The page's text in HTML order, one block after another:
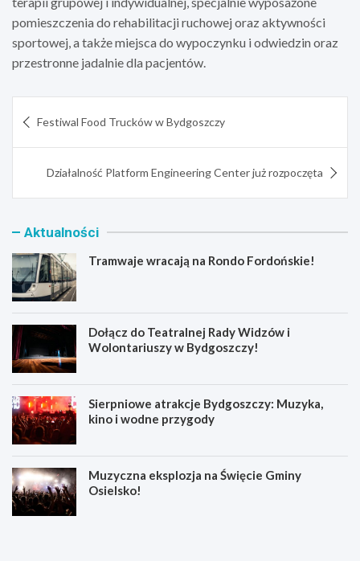
pomieszczenia do rehabilitacji ruchowej oraz aktywności
sportowej, a także miejsca do wypoczynku i odwiedzin oraz
przestronne jadalnie dla pacjentów.
wpisu
Festiwal Food Trucków w Bydgoszczy
Działalność Platform Engineering Center już rozpoczęta
Aktualności
Tramwaje wracają na Rondo Fordońskie!
Dołącz do Teatralnej Rady Widzów i
Wolontariuszy w Bydgoszczy!
Sierpniowe atrakcje Bydgoszczy: Muzyka,
kino i wodne przygody
Muzyczna eksplozja na Święcie Gminy
Osielsko!
T
D